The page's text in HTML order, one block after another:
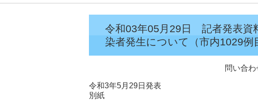
令和03年05月29日 記者発表
染者発生について（市内1029例
問い合
令和3年5月29日発表
別紙